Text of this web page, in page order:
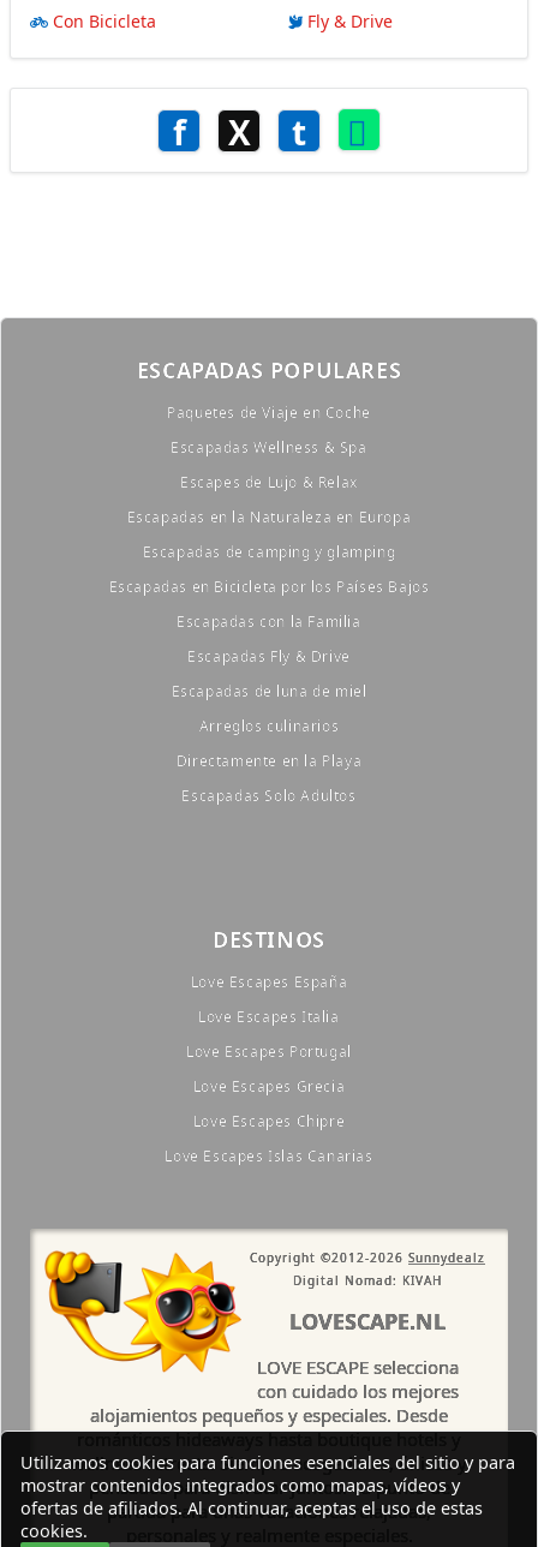
Con Bicicleta
Fly & Drive
f X t
ESCAPADAS POPULARES
Paquetes de Viaje en Coche
Escapadas Wellness & Spa
Escapes de Lujo & Relax
Escapadas en la Naturaleza en Europa
Escapadas de camping y glamping
Escapadas en Bicicleta por los Países Bajos
Escapadas con la Familia
Escapadas Fly & Drive
Escapadas de luna de miel
Arreglos culinarios
Directamente en la Playa
Escapadas Solo Adultos
DESTINOS
Love Escapes España
Love Escapes Italia
Love Escapes Portugal
Love Escapes Grecia
Love Escapes Chipre
Love Escapes Islas Canarias
Copyright ©2012-2026 Sunnydealz
Digital Nomad: KIVAH
LOVESCAPE.NL
LOVE ESCAPE selecciona
con cuidado los mejores
alojamientos pequeños y especiales. Desde
románticos hideaways hasta boutique hotels y
wellness retreats. Siempre acogedores, únicos y
pensados para disfrutar juntos. Tu punto de
partida para unas vacaciones relajadas,
Utilizamos cookies para funciones esenciales del sitio y para
mostrar contenidos integrados como mapas, vídeos y
ofertas de afiliados. Al continuar, aceptas el uso de estas
cookies.